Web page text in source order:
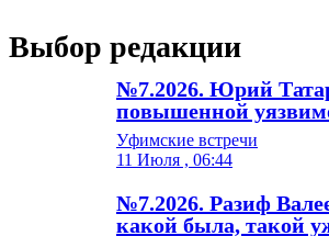
Выбор редакции
№7.2026. Юрий
повышенной
Уфимские встречи
11 Июля , 06:44
№7.2026. Разиф
какой была, такой